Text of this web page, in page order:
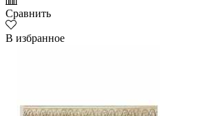
Сравнить
В избранное